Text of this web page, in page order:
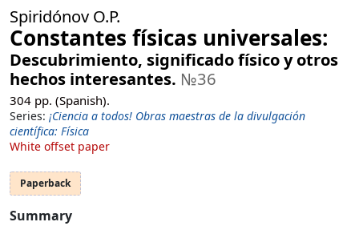
Spiridónov O.P.
Constantes físicas universales:
Descubrimiento, significado físico y otros
hechos interesantes. №36
304 pp. (Spanish).
Series: ¡Ciencia a todos! Obras maestras de la divulgación
científica: Física
White offset paper
Paperback
Summary